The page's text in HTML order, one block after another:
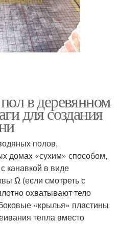
в деревянном
для создания
полов,
домах «сухим» способом,
канавкой в виде
Ω (если смотреть с
охватывают тело
«крылья» пластины
тепла вместо